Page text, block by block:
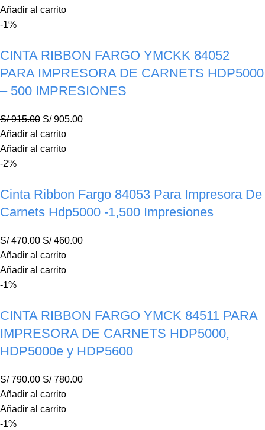
Añadir al carrito
-1%
CINTA RIBBON FARGO YMCKK 84052
PARA IMPRESORA DE CARNETS HDP5000
– 500 IMPRESIONES
S/915.00 S/905.00
Añadir al carrito
Añadir al carrito
-2%
Cinta Ribbon Fargo 84053 Para Impresora De
Carnets Hdp5000 -1,500 Impresiones
S/470.00 S/460.00
Añadir al carrito
Añadir al carrito
-1%
CINTA RIBBON FARGO YMCK 84511 PARA
IMPRESORA DE CARNETS HDP5000,
HDP5000e y HDP5600
S/790.00 S/780.00
Añadir al carrito
Añadir al carrito
-1%